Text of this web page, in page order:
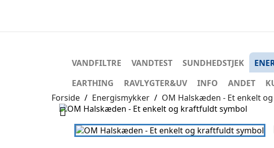
VANDFILTRE VANDTEST SUNDHEDSTJEK
EARTHING
RAVLYGTER&UV INFO ANDET
Forside
Energismykker OM Halskæden - Et enkelt
